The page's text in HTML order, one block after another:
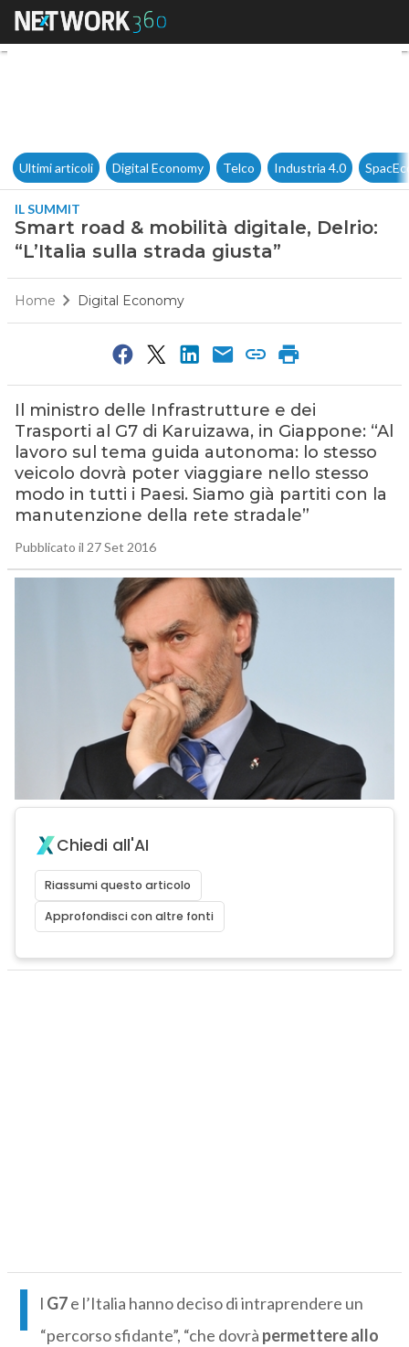
Smart road & mobilità
Ultimi articoli Digital Economy Telco Industria 4.0
IL SUMMIT
Smart road & mobilità digitale, Delrio:
“L’Italia sulla strada giusta”
Home Digital Economy
Il ministro delle Infrastrutture e dei
Trasporti al G7 di Karuizawa, in Giappone: “Al
lavoro sul tema guida autonoma: lo stesso
veicolo dovrà poter viaggiare nello stesso
modo in tutti i Paesi. Siamo già partiti con la
manutenzione della rete stradale”
Pubblicato il 27 Set 2016
Chiedi all'AI
Riassumi questo articolo
Approfondisci con altre fonti
I l G7e l’Italia hanno deciso di intraprendere un
“percorso sfidante”, “che dovrà permettere allo